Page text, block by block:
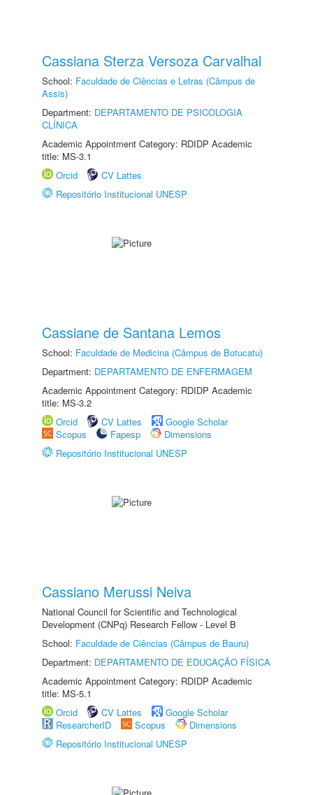
Cassiana Sterza Versoza Carvalhal
School: Faculdade de Ciências e Letras (Câmpus de
Assis)
Department: DEPARTAMENTO DE PSICOLOGIA
CLÍNICA
Academic Appointment Category: RDIDP Academic
title: MS-3.1
Orcid
CV Lattes
Repositório Institucional UNESP
Cassiane de Santana Lemos
School: Faculdade de Medicina (Câmpus de Botucatu)
Department: DEPARTAMENTO DE ENFERMAGEM
Academic Appointment Category: RDIDP Academic
title: MS-3.2
Orcid
CV Lattes
Google Scholar
Scopus
Fapesp
Dimensions
Repositório Institucional UNESP
Cassiano Merussi Neiva
National Council for Scientific and Technological
Development (CNPq) Research Fellow - Level B
School: Faculdade de Ciências (Câmpus de Bauru)
Department: DEPARTAMENTO DE EDUCAÇÃO FÍSICA
Academic Appointment Category: RDIDP Academic
title: MS-5.1
Orcid
CV Lattes
Google Scholar
ResearcherID
Scopus
Dimensions
Repositório Institucional UNESP